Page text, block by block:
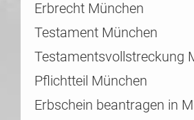
Erbrecht München
Testament München
Testamentsvollstreckung
Pflichtteil München
Erbschein beantragen in